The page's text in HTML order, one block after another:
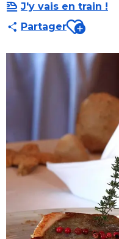
J'y vais en train !
PartagerAjouter